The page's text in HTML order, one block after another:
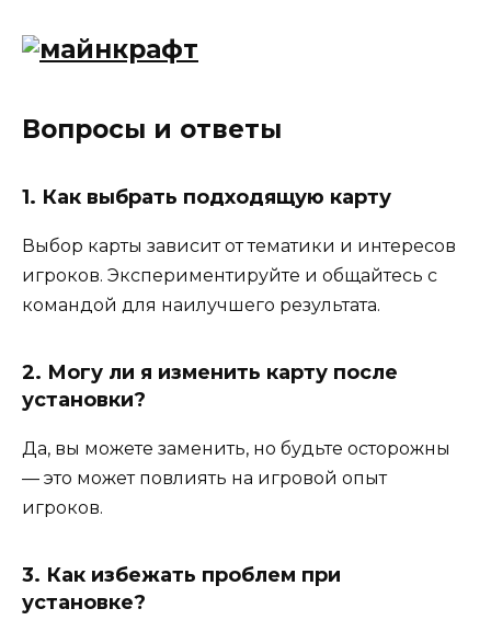
Вопросы и ответы
1. Как выбрать подходящую карту
Выбор карты зависит от тематики и интересов
игроков. Экспериментируйте и общайтесь с
командой для наилучшего результата.
2. Могу ли я изменить карту после
установки?
Да, вы можете заменить, но будьте осторожны
— это может повлиять на игровой опыт
игроков.
3. Как избежать проблем при
установке?